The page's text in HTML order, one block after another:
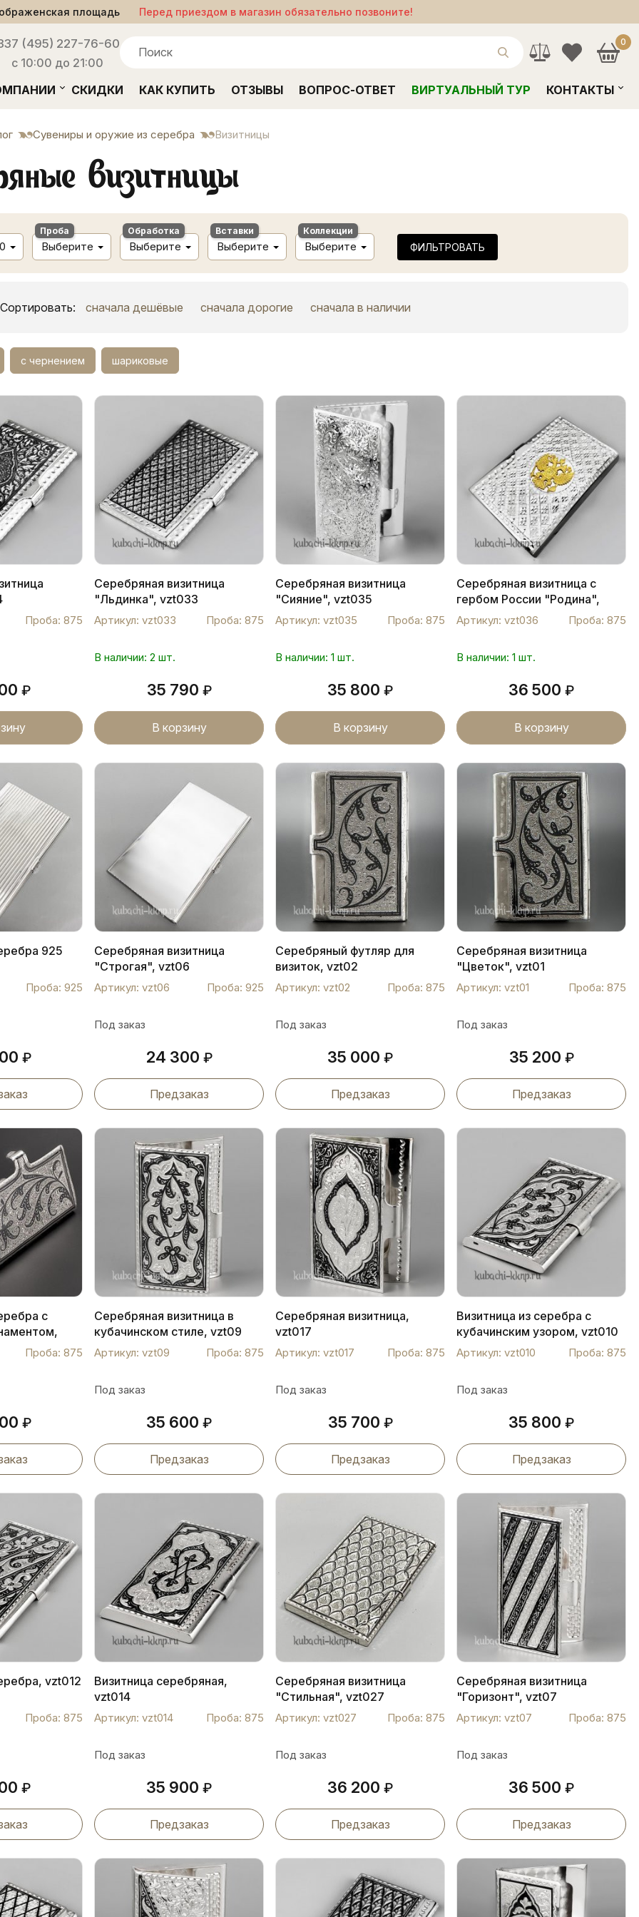
площадь Перед приездом в магазин обязательно позвоните!
7 (495) 227-76-60
с 10:00 до 21:00
0
СКИДКИ КАК КУПИТЬ ОТЗЫВЫ ВОПРОС-ОТВЕТ ВИРТУАЛЬНЫЙ ТУР КОНТАКТЫ
Сувениры и оружие из серебра Визитницы
визитницы
Проба
Выберите
Обработка
Выберите
Вставки
Выберите
Коллекции
Выберите ФИЛЬТРОВАТЬ
Сортировать: сначала дешёвые сначала дорогие сначала в наличии
с чернением шариковые
Проба: 875
₽
Серебряная визитница
"Льдинка", vzt033
Артикул: vzt033 Проба: 875
В наличии: 2 шт.
35 790 ₽
В корзину
Серебряная визитница
"Сияние", vzt035
Артикул: vzt035 Проба: 875
В наличии: 1 шт.
35 800 ₽
В корзину
Серебряная визитница с
гербом России "Родина",
vzt036
Артикул: vzt036 Проба: 875
В наличии: 1 шт.
36 500 ₽
В корзину
925
Проба: 925
₽
Серебряная визитница
"Строгая", vzt06
Артикул: vzt06 Проба: 925
Под заказ
24 300 ₽
Предзаказ
Серебряный футляр для
визиток, vzt02
Артикул: vzt02 Проба: 875
Под заказ
35 000 ₽
Предзаказ
Серебряная визитница
"Цветок", vzt01
Артикул: vzt01 Проба: 875
Под заказ
35 200 ₽
Предзаказ
с
Проба: 875
₽
Серебряная визитница в
кубачинском стиле, vzt09
Артикул: vzt09 Проба: 875
Под заказ
35 600 ₽
Предзаказ
Серебряная визитница,
vzt017
Артикул: vzt017 Проба: 875
Под заказ
35 700 ₽
Предзаказ
Визитница из серебра с
кубачинским узором, vzt010
Артикул: vzt010 Проба: 875
Под заказ
35 800 ₽
Предзаказ
vzt012
Проба: 875
₽
Визитница серебряная,
vzt014
Артикул: vzt014 Проба: 875
Под заказ
35 900 ₽
Предзаказ
Серебряная визитница
"Стильная", vzt027
Артикул: vzt027 Проба: 875
Под заказ
36 200 ₽
Предзаказ
Серебряная визитница
"Горизонт", vzt07
Артикул: vzt07 Проба: 875
Под заказ
36 500 ₽
Предзаказ